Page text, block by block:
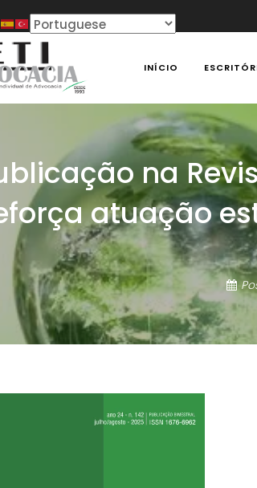
– Assessoria e Consultoria Empresarial
INÍCIO
na
atuação